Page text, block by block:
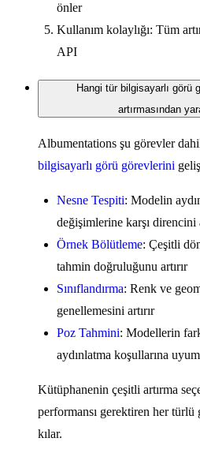
önler
Kullanım kolaylığı: Tüm
API
Hangi tür bilgisayarlı görü
artırmasından
Albumentations şu görevler
bilgisayarlı görü görevlerini
Nesne Tespiti: Modelin
değişimlerine karşı direncini
Örnek Bölütleme: Çeşitli
tahmin doğruluğunu artırır
Sınıflandırma: Renk ve
genellemesini artırır
Poz Tahmini: Modellerin
aydınlatma koşullarına
Kütüphanenin çeşitli artırma
performansı gerektiren her
kılar.